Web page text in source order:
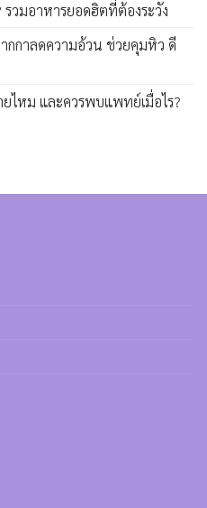
รวมอาหารยอดฮิตที่ต้องระวัง
กกาลดความอ้วน ช่วยคุมหิว ดี
ยไหม และควรพบแพทย์เมื่อไร?